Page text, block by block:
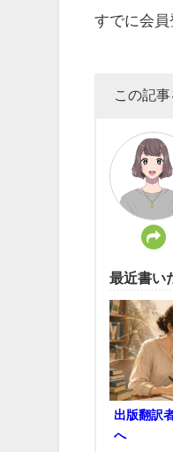
すでに会員
この記
最近書い
出版翻訳
へ